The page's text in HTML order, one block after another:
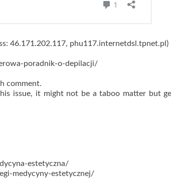
46.171.202.117, phu117.internetdsl.tpnet.pl)
poradnik-o-depilacji/
comment.
issue, it might not be a taboo matter but
estetyczna/
medycyny-estetycznej/